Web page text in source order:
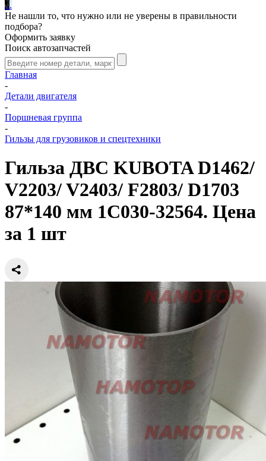
...
Не нашли то, что нужно или не уверены в правильности
подбора?
Оформить заявку
Поиск автозапчастей
Главная
-
Детали двигателя
-
Поршневая группа
-
Гильзы для грузовиков и спецтехники
Гильза ДВС KUBOTA D1462/
V2203/ V2403/ F2803/ D1703
87*140 мм 1C030-32564. Цена
за 1 шт